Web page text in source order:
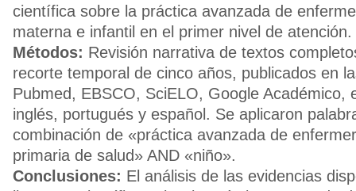
científica sobre la práctica avanzada de
materna e infantil en el primer nivel de atención.
Métodos: Revisión narrativa de textos
recorte temporal de cinco años, publicados en
Pubmed, EBSCO, SciELO, Google Académico,
inglés, portugués y español. Se aplicaron
combinación de «práctica avanzada de
primaria de salud» AND «niño».
Conclusiones: El análisis de las evidencias